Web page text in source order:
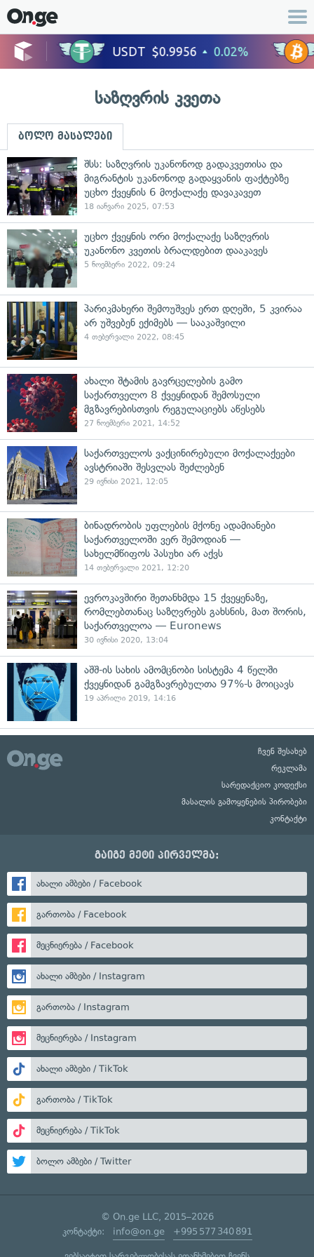
საზღვრის კვეთა
ბოლო მასალები
შსს: საზღვრის უკანონოდ გადაკვეთისა და
მიგრანტის უკანონოდ გადაყვანის ფაქტებზე
უცხო ქვეყნის 6 მოქალაქე დავაკავეთ
18 იანვარი 2025, 07:53
უცხო ქვეყნის ორი მოქალაქე საზღვრის
უკანონო კვეთის ბრალდებით დააკავეს
5 ნოემბერი 2022, 09:24
პარიკმახერი შემოუშვეს ერთ დღეში, 5 კვირაა
არ უშვებენ ექიმებს — სააკაშვილი
4 თებერვალი 2022, 08:45
ახალი შტამის გავრცელების გამო
საქართველო 8 ქვეყნიდან შემოსული
მგზავრებისთვის რეგულაციებს აწესებს
27 ნოემბერი 2021, 14:52
საქართველოს ვაქცინირებული მოქალაქეები
ავსტრიაში შესვლას შეძლებენ
29 ივნისი 2021, 12:05
ბინადრობის უფლების მქონე ადამიანები
საქართველოში ვერ შემოდიან —
სახელმწიფოს პასუხი არ აქვს
14 თებერვალი 2021, 12:20
ევროკავშირი შეთანხმდა 15 ქვეყენაზე,
რომლებთანაც საზღვრებს გახსნის, მათ შორის,
საქართველოა — Euronews
30 ივნისი 2020, 13:04
აშშ-ის სახის ამომცნობი სისტემა 4 წელში
ქვეყნიდან გამგზავრებულთა 97%-ს მოიცავს
19 აპრილი 2019, 14:16
ჩვენ შესახებ
რეკლამა
სარედაქციო კოდექსი
მასალის გამოყენების პირობები
კონტაქტი
გაიგე მეტი პირველმა:
ახალი ამბები / Facebook
გართობა / Facebook
მეცნიერება / Facebook
ახალი ამბები / Instagram
გართობა / Instagram
მეცნიერება / Instagram
ახალი ამბები / TikTok
გართობა / TikTok
მეცნიერება / TikTok
ბოლო ამბები / Twitter
© On.ge LLC, 2015–2026
კონტაქტი: info@on.ge +995 577 340 891